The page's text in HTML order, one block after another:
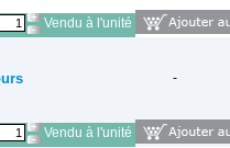
Vendu à l'unité
-
Vendu à l'unité